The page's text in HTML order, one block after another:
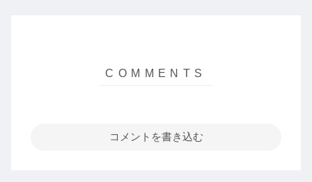
コメントを書き込む